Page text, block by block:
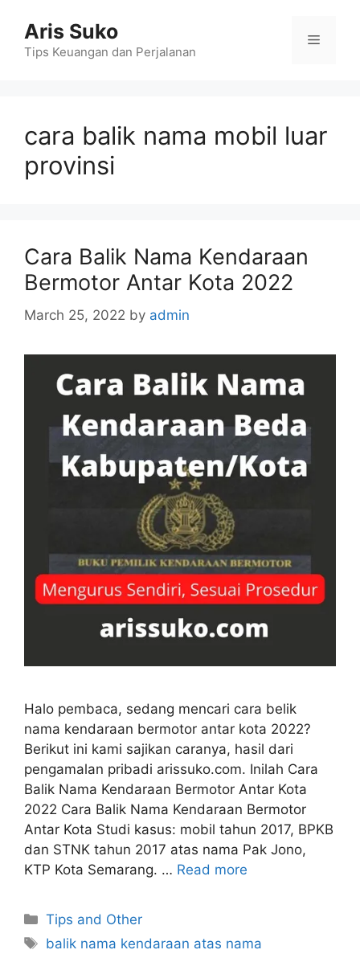
content
Aris Suko
Tips Keuangan dan Perjalanan
Menu
cara balik nama mobil luar
provinsi
Cara Balik Nama Kendaraan
Bermotor Antar Kota 2022
March 25, 2022 by admin
Halo pembaca, sedang mencari cara belik
nama kendaraan bermotor antar kota 2022?
Berikut ini kami sajikan caranya, hasil dari
pengamalan pribadi arissuko.com. Inilah Cara
Balik Nama Kendaraan Bermotor Antar Kota
2022 Cara Balik Nama Kendaraan Bermotor
Antar Kota Studi kasus: mobil tahun 2017, BPKB
dan STNK tahun 2017 atas nama Pak Jono,
KTP Kota Semarang. … Read more
Categories
Tips and Other
Tags
balik nama kendaraan atas nama